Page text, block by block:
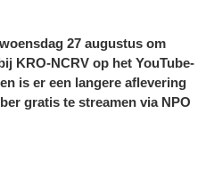
27 augustus om
KRO-NCRV op het YouTube-
is er een langere aflevering
gratis te streamen via NPO